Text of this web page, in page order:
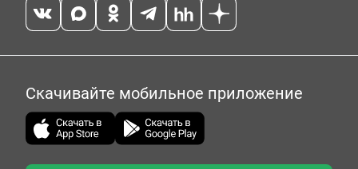
Скачивайте мобильное приложение